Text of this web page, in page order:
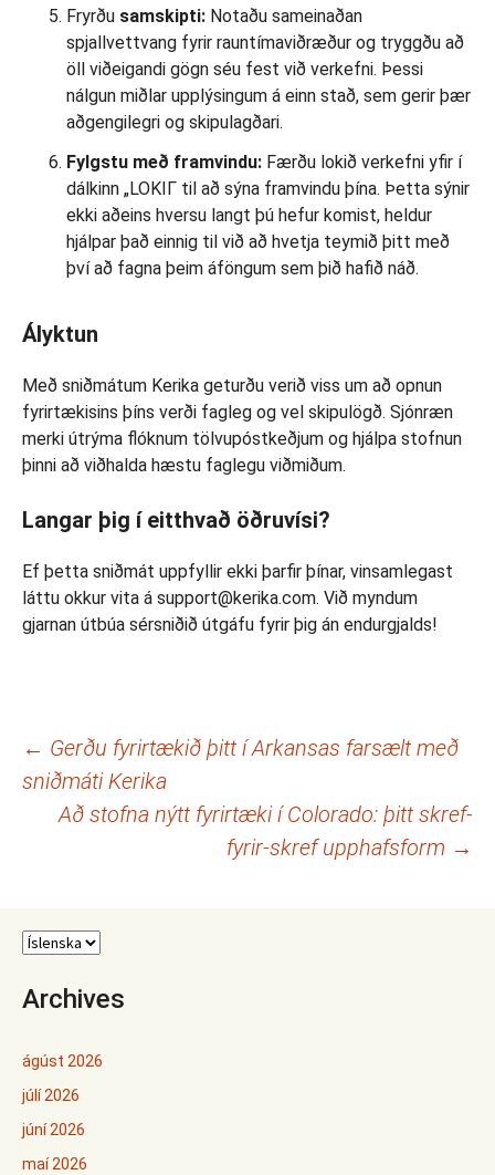
Fryrðu samskipti: Notaðu sameinaðan
spjallvettvang fyrir rauntímaviðræður og tryggðu að
öll viðeigandi gögn séu fest við verkefni. Þessi
nálgun miðlar upplýsingum á einn stað, sem gerir þær
aðgengilegri og skipulagðari.
Fylgstu með framvindu: Færðu lokið verkefni yfir í
dálkinn „LOKIГ til að sýna framvindu þína. Þetta sýnir
ekki aðeins hversu langt þú hefur komist, heldur
hjálpar það einnig til við að hvetja teymið þitt með
því að fagna þeim áföngum sem þið hafið náð.
Ályktun
Með sniðmátum Kerika geturðu verið viss um að opnun
fyrirtækisins þíns verði fagleg og vel skipulögð. Sjónræn
merki útrýma flóknum tölvupóstkeðjum og hjálpa stofnun
þinni að viðhalda hæstu faglegu viðmiðum.
Langar þig í eitthvað öðruvísi?
Ef þetta sniðmát uppfyllir ekki þarfir þínar, vinsamlegast
láttu okkur vita á support@kerika.com. Við myndum
gjarnan útbúa sérsniðið útgáfu fyrir þig án endurgjalds!
Leiðarkerfi
færslna
← Gerðu fyrirtækið þitt í Arkansas farsælt með
sniðmáti Kerika
Að stofna nýtt fyrirtæki í Colorado: þitt skref-
fyrir-skref upphafsform →
Archives
ágúst 2026
júlí 2026
júní 2026
maí 2026